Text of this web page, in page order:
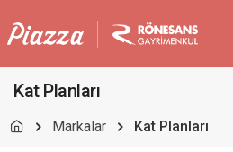
Kat Planları
Markalar Kat Planları